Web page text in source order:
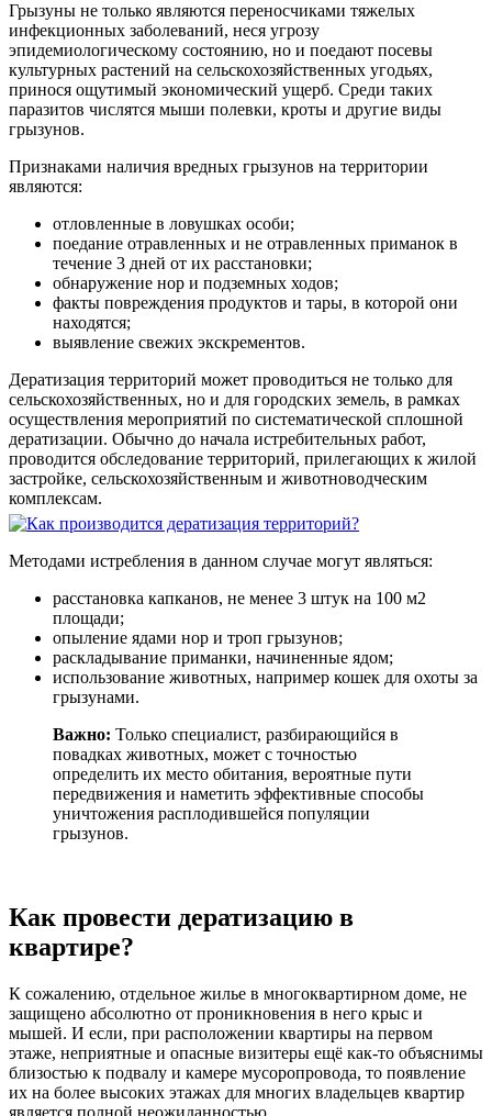
Грызуны не только являются переносчиками тяжелых
инфекционных заболеваний, неся угрозу
эпидемиологическому состоянию, но и поедают посевы
культурных растений на сельскохозяйственных угодьях,
принося ощутимый экономический ущерб. Среди таких
паразитов числятся мыши полевки, кроты и другие виды
грызунов.
Признаками наличия вредных грызунов на территории
являются:
отловленные в ловушках особи;
поедание отравленных и не отравленных приманок в
течение 3 дней от их расстановки;
обнаружение нор и подземных ходов;
факты повреждения продуктов и тары, в которой они
находятся;
выявление свежих экскрементов.
Дератизация территорий может проводиться не только для
сельскохозяйственных, но и для городских земель, в рамках
осуществления мероприятий по систематической сплошной
дератизации. Обычно до начала истребительных работ,
проводится обследование территорий, прилегающих к жилой
застройке, сельскохозяйственным и животноводческим
комплексам.
Методами истребления в данном случае могут являться:
расстановка капканов, не менее 3 штук на 100 м2
площади;
опыление ядами нор и троп грызунов;
раскладывание приманки, начиненные ядом;
использование животных, например кошек для охоты за
грызунами.
Важно: Только специалист, разбирающийся в
повадках животных, может с точностью
определить их место обитания, вероятные пути
передвижения и наметить эффективные способы
уничтожения расплодившейся популяции
грызунов.
Как провести дератизацию в
квартире?
К сожалению, отдельное жилье в многоквартирном доме, не
защищено абсолютно от проникновения в него крыс и
мышей. И если, при расположении квартиры на первом
этаже, неприятные и опасные визитеры ещё как-то объяснимы
близостью к подвалу и камере мусоропровода, то появление
их на более высоких этажах для многих владельцев квартир